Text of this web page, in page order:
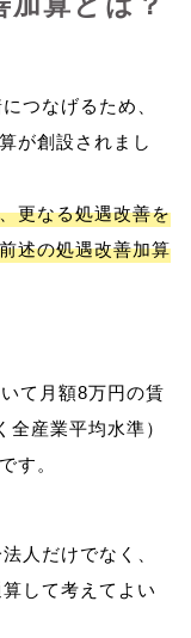
つなげるため、
が創設されまし
更なる処遇改善を
述の処遇改善加算
て月額8万円の賃
全産業平均水準）
人だけでなく、
して考えてよい